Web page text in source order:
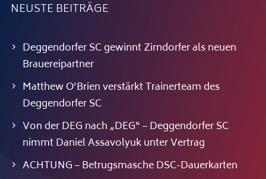
NEUSTE BEITRÄGE
Deggendorfer SC gewinnt Zirndorfer als neuen
Brauereipartner
Matthew O’Brien verstärkt Trainerteam des
Deggendorfer SC
Von der DEG nach „DEG“ – Deggendorfer SC
nimmt Daniel Assavolyuk unter Vertrag
ACHTUNG – Betrugsmasche DSC-Dauerkarten